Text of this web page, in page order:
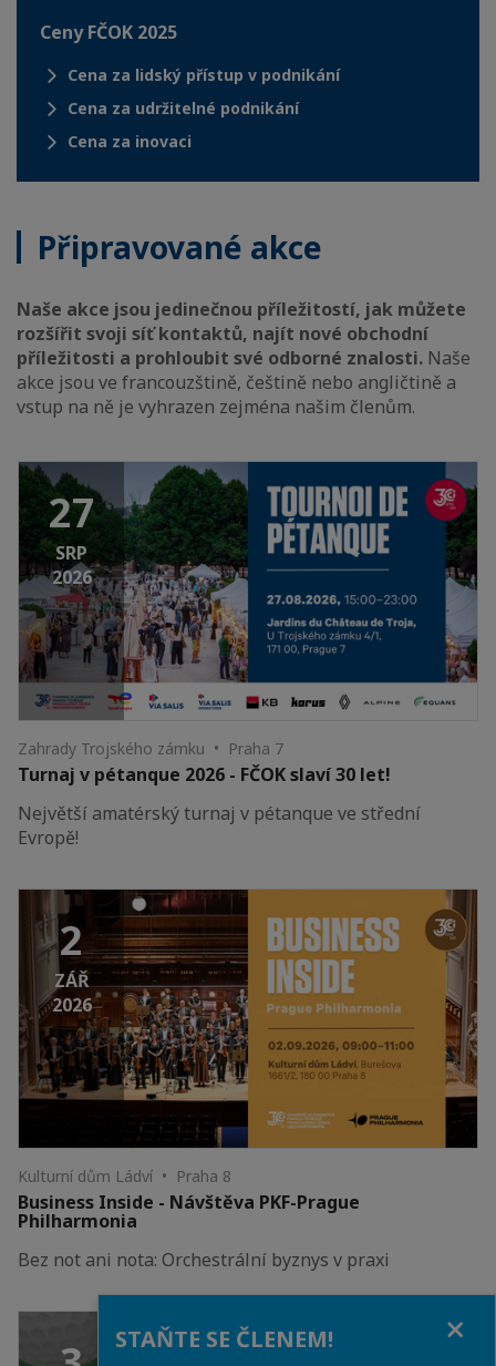
Ceny FČOK 2025
Cena za lidský přístup v podnikání
Cena za udržitelné podnikání
Cena za inovaci
Připravované akce
Naše akce jsou jedinečnou příležitostí, jak můžete
rozšířit svoji síť kontaktů, najít nové obchodní
příležitosti a prohloubit své odborné znalosti. Naše
akce jsou ve francouzštině, češtině nebo angličtině a
vstup na ně je vyhrazen zejména našim členům.
27
SRP
2026
Zahrady Trojského zámku • Praha 7
Turnaj v pétanque 2026 - FČOK slaví 30 let!
Největší amatérský turnaj v pétanque ve střední
Evropě!
2
ZÁŘ
2026
Kulturní dům Ládví • Praha 8
Business Inside - Návštěva PKF-Prague
Philharmonia
Bez not ani nota: Orchestrální byznys v praxi
STAŇTE SE ČLENEM!